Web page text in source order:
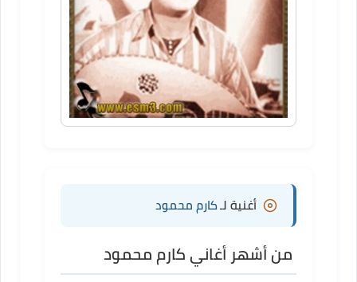
أغنية لـكارم محمود
من أشهر أغاني كارم محمود